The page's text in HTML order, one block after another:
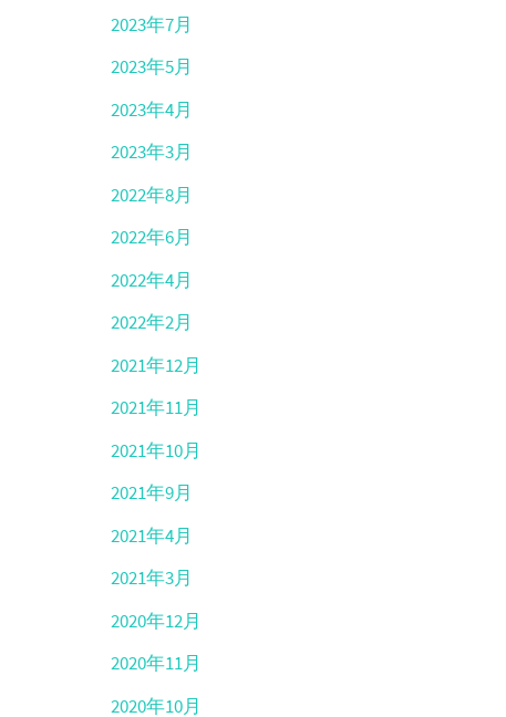
2023年7月
2023年5月
2023年4月
2023年3月
2022年8月
2022年6月
2022年4月
2022年2月
2021年12月
2021年11月
2021年10月
2021年9月
2021年4月
2021年3月
2020年12月
2020年11月
2020年10月